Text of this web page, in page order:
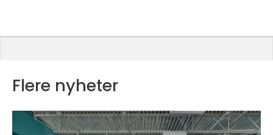
Flere nyheter